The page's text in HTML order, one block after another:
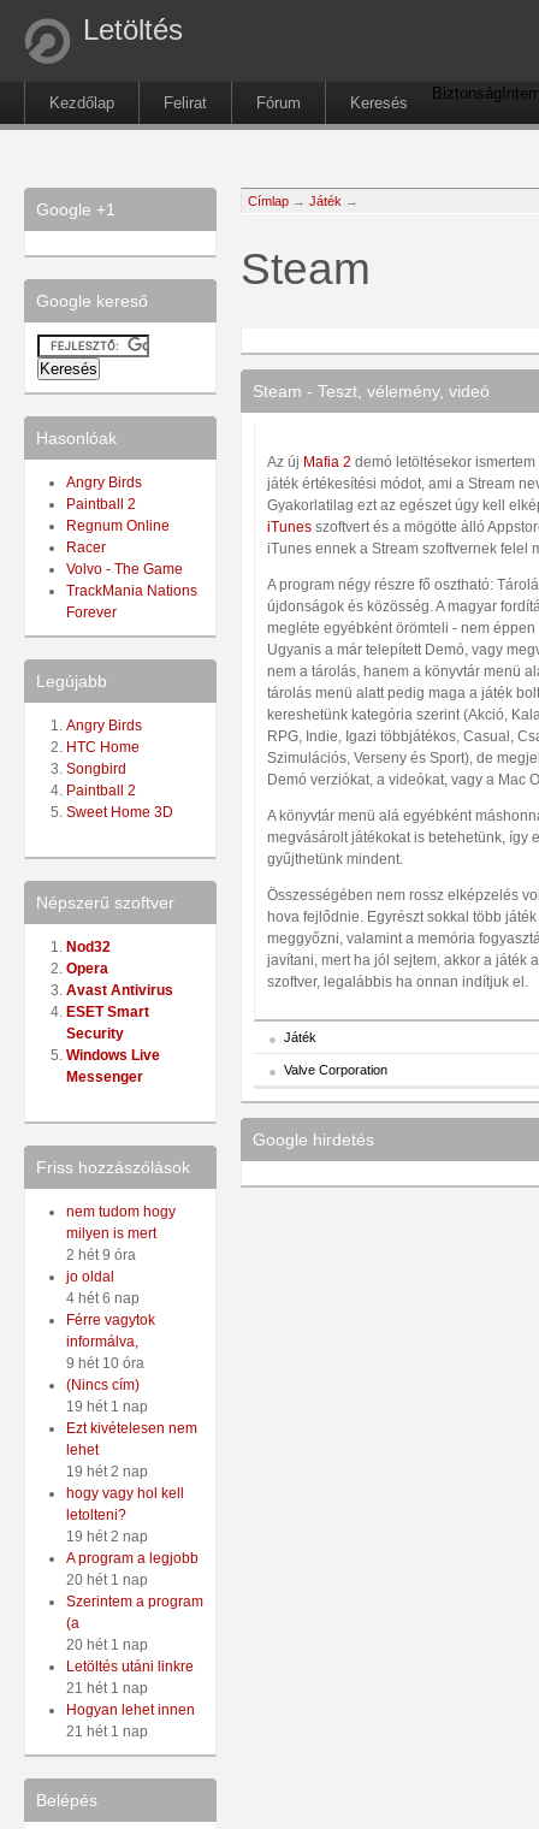
Letöltés
Kezdőlap Felirat Fórum Keresés
Biztonság
Google +1
Google kereső
Hasonlóak
Angry Birds
Paintball 2
Regnum Online
Racer
Volvo - The Game
TrackMania Nations
Forever
Legújabb
Angry Birds
HTC Home
Songbird
Paintball 2
Sweet Home 3D
Népszerű szoftver
Nod32
Opera
Avast Antivirus
ESET Smart
Security
Windows Live
Messenger
Friss hozzászólások
nem tudom hogy
milyen is mert
2 hét 9 óra
jo oldal
4 hét 6 nap
Férre vagytok
informálva,
9 hét 10 óra
(Nincs cím)
19 hét 1 nap
Ezt kivételesen nem
lehet
19 hét 2 nap
hogy vagy hol kell
letolteni?
19 hét 2 nap
A program a legjobb
20 hét 1 nap
Szerintem a program
(a
20 hét 1 nap
Letöltés utáni linkre
21 hét 1 nap
Hogyan lehet innen
21 hét 1 nap
Belépés
Címlap → Játék →
Steam
Steam - Teszt, vélemény, videó
Az új Mafia 2 demó letöltésekor
játék értékesítési módot, ami a Stream
Gyakorlatilag ezt az egészet úgy kell
iTunes szoftvert és a mögötte álló
iTunes ennek a Stream szoftvernek felel
A program négy részre fő osztható:
újdonságok és közösség. A magyar
megléte egyébként örömteli - nem éppen
Ugyanis a már telepített Demó, vagy
nem a tárolás, hanem a könyvtár menü
tárolás menü alatt pedig maga a játék
kereshetünk kategória szerint (Akció,
RPG, Indie, Igazi többjátékos, Casual,
Szimulációs, Verseny és Sport), de
Demó verziókat, a videókat, vagy a Mac
A könyvtár menü alá egyébként
megvásárolt játékokat is betehetünk, így
gyűjthetünk mindent.
Összességében nem rossz elképzelés
hova fejlődnie. Egyrészt sokkal több
meggyőzni, valamint a memória
javítani, mert ha jól sejtem, akkor a játék
szoftver, legalábbis ha onnan indítjuk el.
Játék
Valve Corporation
Google hirdetés